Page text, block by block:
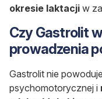
okresie laktacji w
Czy Gastrolit
prowadzenia
Gastrolit nie
psychomotorycznej i